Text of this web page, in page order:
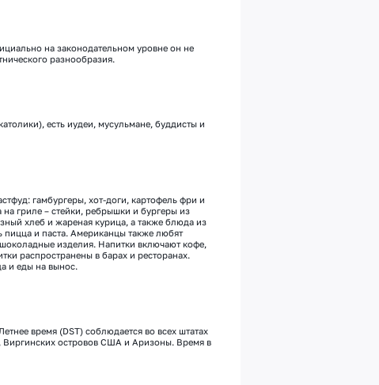
на законодательном уровне он не
разнообразия.
есть иудеи, мусульмане, буддисты и
гамбургеры, хот-доги, картофель фри и
гриле –стейки, ребрышки и бургеры из
хлеб и жареная курица, а также блюда из
и паста. Американцы также любят
изделия. Напитки включают кофе,
распространены в барах и ресторанах.
и еды на вынос.
Летнее время (DST) соблюдается во всех штатах
Виргинских островов США и Аризоны. Время в